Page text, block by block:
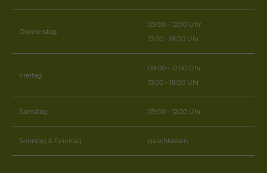
Donnerstag
09:00 - 12:00 Uhr
13:00 - 18:00 Uhr
Freitag
09:00 - 12:00 Uhr
13:00 - 18:00 Uhr
Samstag 09:00 - 12:00 Uhr
Sonntag & Feiertag geschlossen